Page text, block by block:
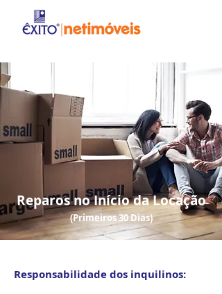
Reparos no Início da Locação
(Primeiros 30 Dias)
Responsabilidade dos inquilinos: